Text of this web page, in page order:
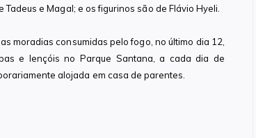
e Magal; e os figurinos são de Flávio Hyeli.
moradias consumidas pelo fogo, no último dia 12,
e lençóis no Parque Santana, a cada dia de
alojada em casa de parentes.